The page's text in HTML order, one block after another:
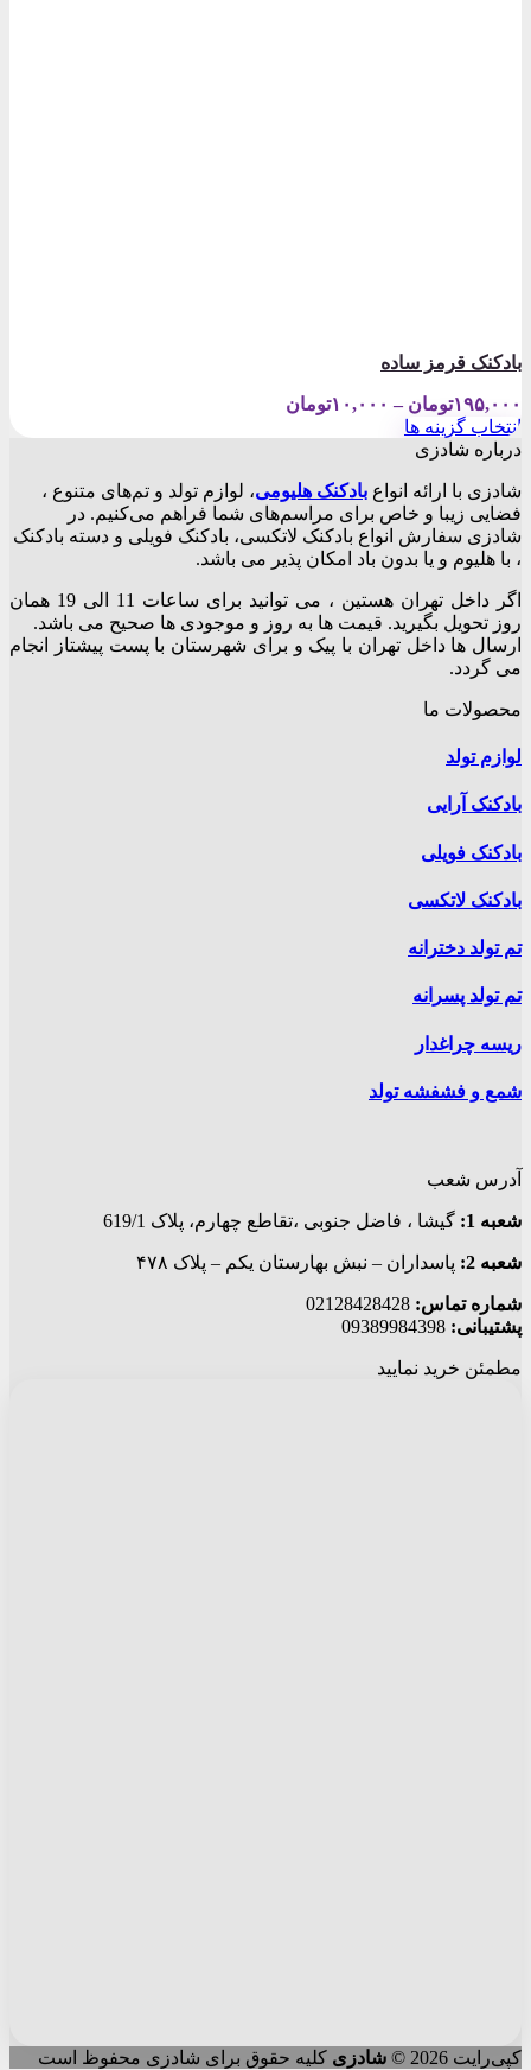
بادکنک قرمز ساده
۱۹۵,۰۰۰تومان – ۱۰,۰۰۰تومان
۱۹۵,۰۰۰تومان
انتخاب گزینه ها
این
دارای
انواع
مختلفی
می
گزینه
ها
ممکن
است
صفحه
انتخاب
درباره شادزی
شادزی با ارائه انواع بادکنک‌ هلیومی، لوازم تولد و تم‌های متنوع ،
فضایی زیبا و خاص برای مراسم‌های شما فراهم می‌کنیم. در
شادزی سفارش انواع بادکنک لاتکسی، بادکنک فویلی و دسته بادکنک
، با هلیوم و یا بدون باد امکان پذیر می باشد.
اگر داخل تهران هستین ، می توانید برای ساعات 11 الی 19 همان
روز تحویل بگیرید. قیمت ها به روز و موجودی ها صحیح می باشد.
ارسال ها داخل تهران با پیک و برای شهرستان با پست پیشتاز انجام
می گردد.
محصولات ما
لوازم تولد
بادکنک آرایی
بادکنک فویلی
بادکنک لاتکسی
تم تولد دخترانه
تم تولد پسرانه
ریسه چراغدار
شمع و فشفشه تولد
آدرس شعب
شعبه 1: گيشا ، فاضل جنوبی ،تقاطع چهارم، پلاک 619/1
شعبه 2: پاسداران – نبش بهارستان یکم – پلاک ۴۷۸
شماره تماس:
پشتیبانی:
مطمئن خرید نمایید
کپی‌رایت 2026 © شادزی کلیه حقوق برای شادزی محفوظ است